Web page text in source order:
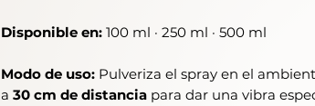
Disponible en:100 ml · 250 ml · 500 ml
Modo de uso:Pulveriza el spray en el
a 30 cm de distanciapara dar una vibra